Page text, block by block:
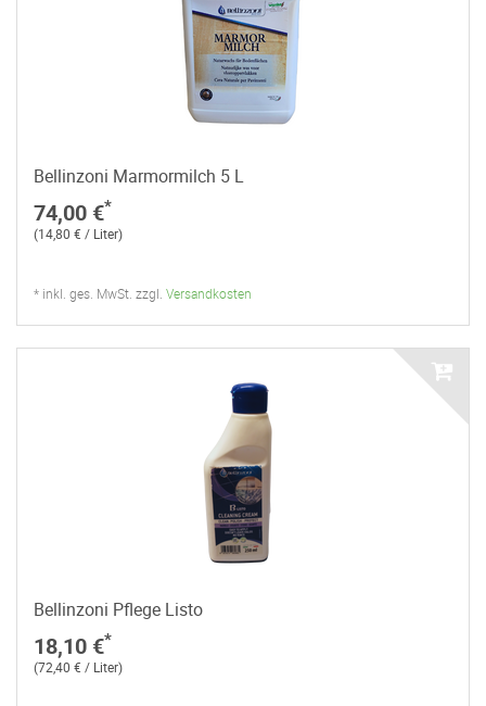
Bellinzoni Marmormilch 5 L
74,00 €*
(14,80 € / Liter)
* inkl. ges. MwSt. zzgl. Versandkosten
Bellinzoni Pflege Listo
18,10 €*
(72,40 € / Liter)